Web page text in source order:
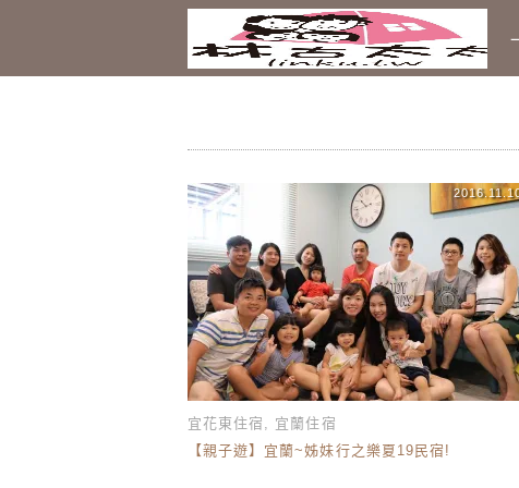
宜花東住宿 , 宜蘭住宿
【親子遊】宜蘭~姊妹行之樂夏19民宿!